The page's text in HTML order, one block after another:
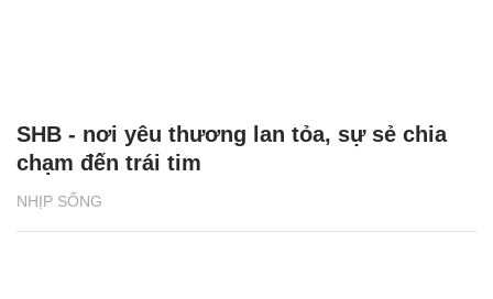
NHỊP SỐNG
SHB - nơi yêu thương lan tỏa, sự sẻ chia
chạm đến trái tim